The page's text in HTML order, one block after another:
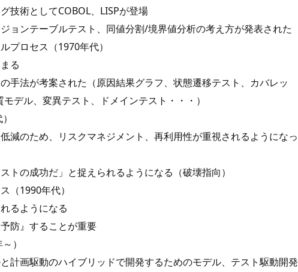
技術としてCOBOL、LISPが登場
ョンテーブルテスト、同値分割/境界値分析の考え方が発表された
プロセス（1970年代）
る
手法が考案された（原因結果グラフ、状態遷移テスト、カバレッ
デル、変異テスト、ドメインテスト・・・）
減のため、リスクマネジメント、再利用性が重視されるようになっ
トの成功だ」と捉えられるようになる（破壊指向）
（1990年代）
るようになる
防』することが重要
）
計画駆動のハイブリッドで開発するためのモデル、テスト駆動開発